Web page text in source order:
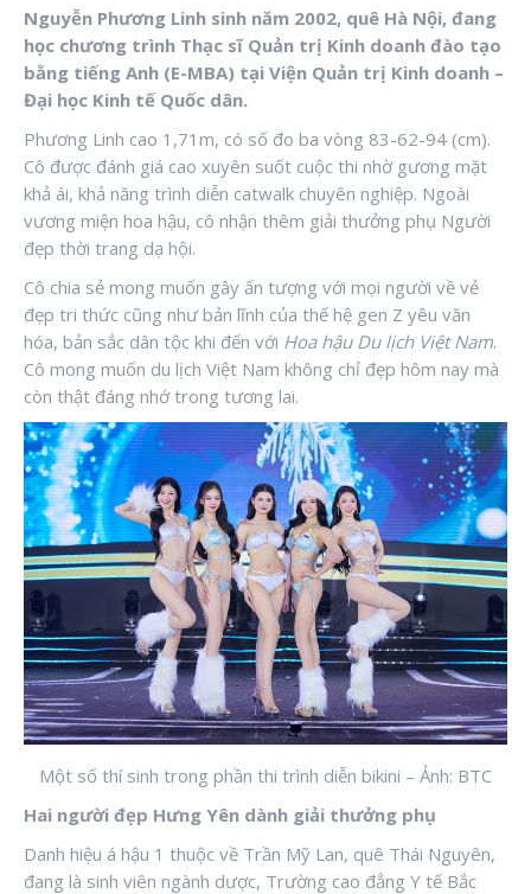
Nguyễn Phương Linh sinh năm 2002, quê Hà Nội, đang
học chương trình Thạc sĩ Quản trị Kinh doanh đào tạo
bằng tiếng Anh (E-MBA) tại Viện Quản trị Kinh doanh –
Đại học Kinh tế Quốc dân.
Phương Linh cao 1,71m, có số đo ba vòng 83-62-94 (cm).
Cô được đánh giá cao xuyên suốt cuộc thi nhờ gương mặt
khả ái, khả năng trình diễn catwalk chuyên nghiệp. Ngoài
vương miện hoa hậu, cô nhận thêm giải thưởng phụ Người
đẹp thời trang dạ hội.
Cô chia sẻ mong muốn gây ấn tượng với mọi người về vẻ
đẹp tri thức cũng như bản lĩnh của thế hệ gen Z yêu văn
hóa, bản sắc dân tộc khi đến với Hoa hậu Du lịch Việt Nam.
Cô mong muốn du lịch Việt Nam không chỉ đẹp hôm nay mà
còn thật đáng nhớ trong tương lai.
Một số thí sinh trong phần thi trình diễn bikini – Ảnh: BTC
Hai người đẹp Hưng Yên dành giải thưởng phụ
Danh hiệu á hậu 1 thuộc về Trần Mỹ Lan, quê Thái Nguyên,
đang là sinh viên ngành dược, Trường cao đẳng Y tế Bắc